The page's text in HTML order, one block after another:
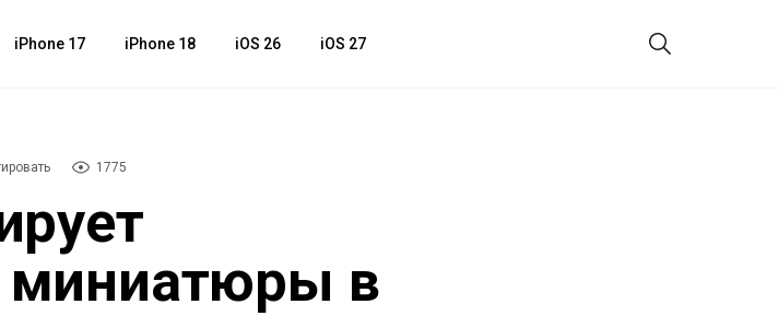
iPhone 17 iPhone 18 iOS 26 iOS 27
1775
миниатюры в